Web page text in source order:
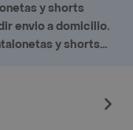
y shorts
envio a domicilio.
y shorts